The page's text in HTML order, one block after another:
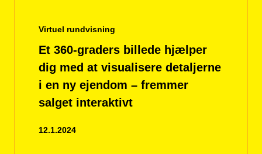
Virtuel rundvisning
Et 360-graders billede hjælper
dig med at visualisere detaljerne
i en ny ejendom – fremmer
salget interaktivt
12.1.2024